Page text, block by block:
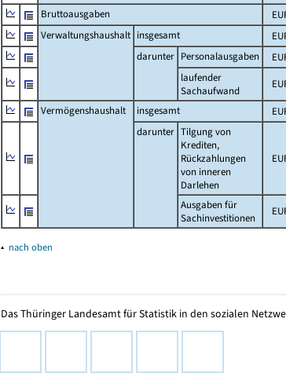
Bruttoausgaben
Verwaltungshaushalt insgesamt
darunter Personalausgaben
laufender
Sachaufwand
Vermögenshaushalt
insgesamt
darunter Tilgung von
Krediten,
Rückzahlungen
von inneren
Darlehen
Ausgaben für
Sachinvestitionen
▴ nach oben
Das Thüringer Landesamt für Statistik in den sozialen